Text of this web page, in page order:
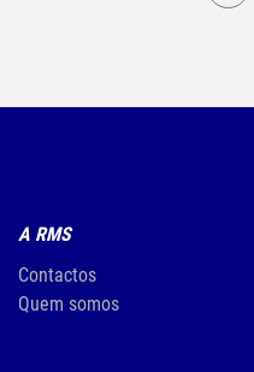
A RMS
Contactos
Quem somos